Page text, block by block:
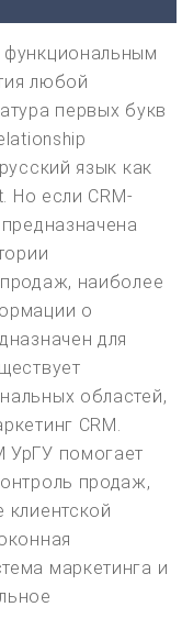
функциональным
любой
первых букв
язык как
Но если CRM-
наиболее
о
для
областей,
CRM.
УрГУ помогает
продаж,
маркетинга и